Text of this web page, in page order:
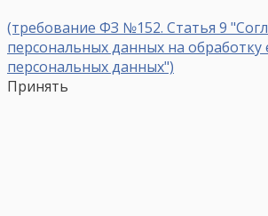
(требование ФЗ №152. Статья 9
персональных данных на обработку
персональных данных")
Принять